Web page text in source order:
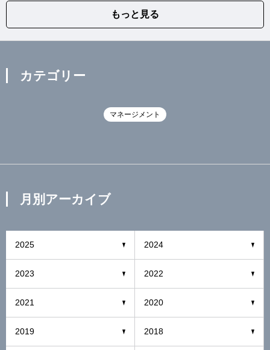
もっと見る
カテゴリー
マネージメント
月別アーカイブ
2025 2024
2023 2022
2021 2020
2019 2018